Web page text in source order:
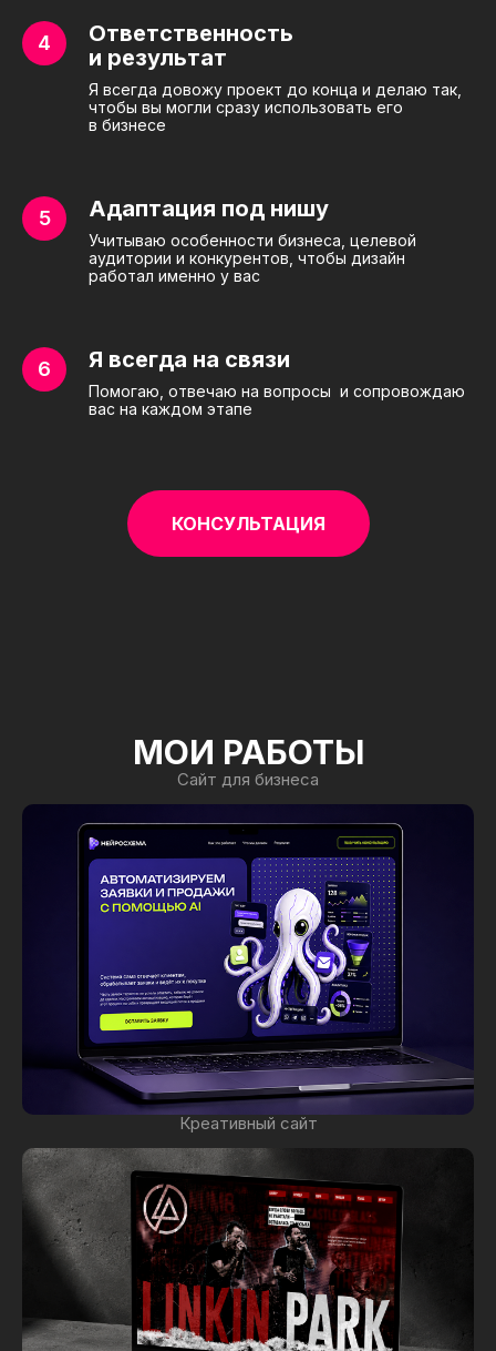
Ответственность
и результат
Я всегда довожу проект до конца и делаю так,
чтобы вы могли сразу использовать его
в бизнесе
Адаптация под нишу
Учитываю особенности бизнеса, целевой
аудитории и конкурентов, чтобы дизайн
работал именно у вас
Я всегда на связи
Помогаю, отвечаю на вопросы и сопровождаю
вас на каждом этапе
КОНСУЛЬТАЦИЯ
МОИ РАБОТЫ
Сайт для бизнеса
Креативный сайт